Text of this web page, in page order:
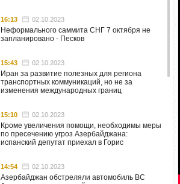
16:13 02.10.2023
Неформального саммита СНГ 7 октября не
запланировано - Песков
15:43 02.10.2023
Иран за развитие полезных для региона
транспортных коммуникаций, но не за
изменения международных границ
15:10 02.10.2023
Кроме увеличения помощи, необходимы меры
по пресечению угроз Азербайджана:
испанский депутат приехал в Горис
14:54 02.10.2023
Азербайджан обстреляли автомобиль ВС